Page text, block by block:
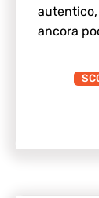
ancora